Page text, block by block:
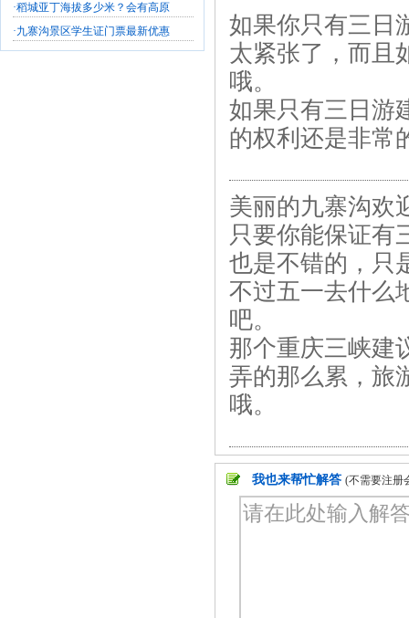
·稻城亚丁海拔多少米？会有高原
·九寨沟景区学生证门票最新优惠
如果你只有三日
太紧张了，而且
哦。
如果只有三日游
的权利还是非常
美丽的九寨沟欢
只要你能保证有
也是不错的，只
不过五一去什么
吧。
那个重庆三峡建
弄的那么累，旅
哦。
我也来帮忙解答 (不需要注册